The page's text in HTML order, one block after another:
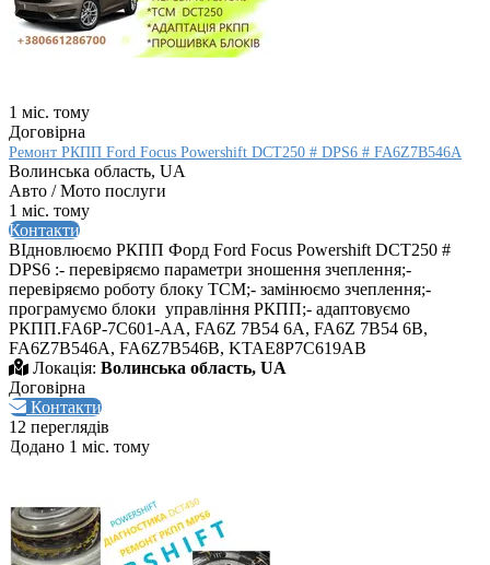
1 міс. тому
Договірна
Ремонт РКПП Ford Focus Powershift DCT250 # DPS6 # FA6Z7B546A
Волинська область, UA
Авто / Мото послуги
1 міс. тому
Контакти
ВІдновлюємо РКПП Форд Ford Focus Powershift DCT250 #
DPS6 :- перевіряємо параметри зношення зчеплення;-
перевіряємо роботу блоку ТСМ;- замінюємо зчеплення;-
програмуємо блоки управління РКПП;- адаптовуємо
РКПП.FA6P-7C601-AA, FA6Z 7B54 6A, FA6Z 7B54 6B,
FA6Z7B546A, FA6Z7B546B, KTAE8P7C619AB
Локація: Волинська область, UA
Договірна
Контакти
12 переглядів
Додано 1 міс. тому